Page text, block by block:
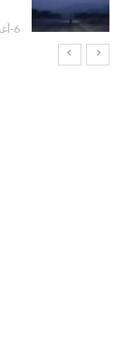
6-أغسطس- 2026